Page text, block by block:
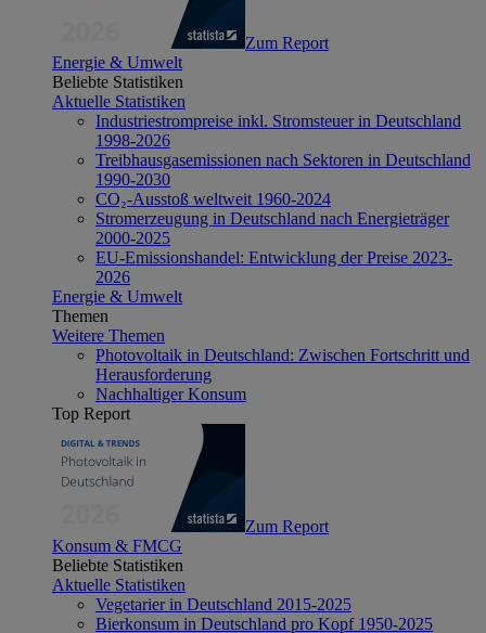
Zum Report
Energie & Umwelt
Beliebte Statistiken
Aktuelle Statistiken
Industriestrompreise inkl. Stromsteuer in Deutschland
1998-2026
Treibhausgasemissionen nach Sektoren in Deutschland
1990-2030
CO₂-Ausstoß weltweit 1960-2024
Stromerzeugung in Deutschland nach Energieträger
2000-2025
EU-Emissionshandel: Entwicklung der Preise 2023-
2026
Energie & Umwelt
Themen
Weitere Themen
Photovoltaik in Deutschland: Zwischen Fortschritt und
Herausforderung
Nachhaltiger Konsum
Top Report
Zum Report
Konsum & FMCG
Beliebte Statistiken
Aktuelle Statistiken
Vegetarier in Deutschland 2015-2025
Bierkonsum in Deutschland pro Kopf 1950-2025